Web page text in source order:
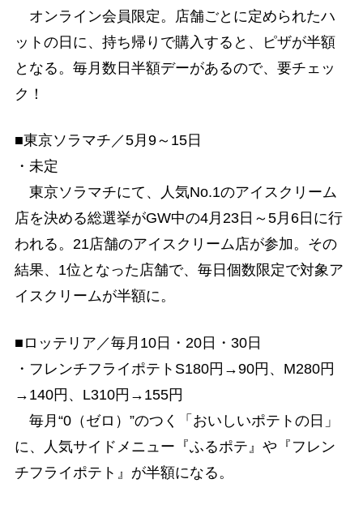
オンライン会員限定。店舗ごとに定められたハ
ットの日に、持ち帰りで購入すると、ピザが半額
となる。毎月数日半額デーがあるので、要チェッ
ク！
■東京ソラマチ／5月9～15日
・未定
東京ソラマチにて、人気No.1のアイスクリーム
店を決める総選挙がGW中の4月23日～5月6日に行
われる。21店舗のアイスクリーム店が参加。その
結果、1位となった店舗で、毎日個数限定で対象ア
イスクリームが半額に。
■ロッテリア／毎月10日・20日・30日
・フレンチフライポテトS180円→90円、M280円
→140円、L310円→155円
毎月“0（ゼロ）”のつく「おいしいポテトの日」
に、人気サイドメニュー『ふるポテ』や『フレン
チフライポテト』が半額になる。